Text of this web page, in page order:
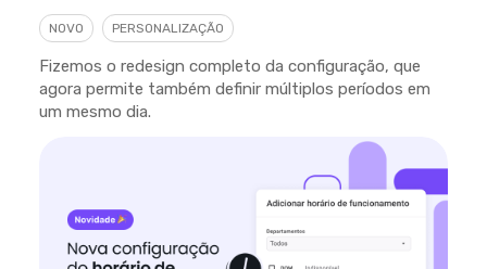
NOVO PERSONALIZAÇÃO
Fizemos o redesign completo da configuração, que
agora permite também definir múltiplos períodos em
um mesmo dia.